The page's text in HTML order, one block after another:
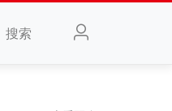
搜索